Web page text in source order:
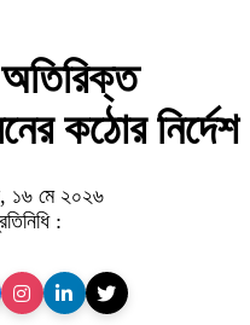
কঠোর নির্দেশ
১৬ মে ২০২৬
: